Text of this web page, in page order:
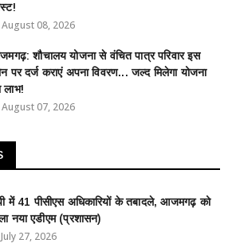
August 08, 2026
शौचालय योजना से वंचित पात्र परिवार इस
पर दर्ज कराएं अपना विवरण... जल्द मिलेगा योजना
लाभ!
August 07, 2026
में 41 पीसीएस अधिकारियों के तबादले, आजमगढ़ को
नया एडीएम (प्रशासन)
July 27, 2026